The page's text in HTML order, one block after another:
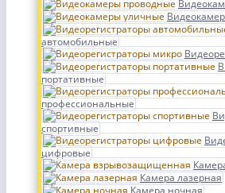
автомобильные
портативные
профессиональные
спортивные
цифровые
Камера лазерная
Камера ночная